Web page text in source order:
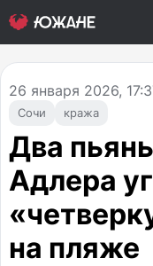
Сочи кража
26 января 2026,
Два
Адлера
на пляже